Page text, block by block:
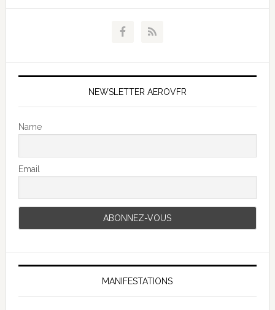
NEWSLETTER AEROVFR
Name
Email
MANIFESTATIONS